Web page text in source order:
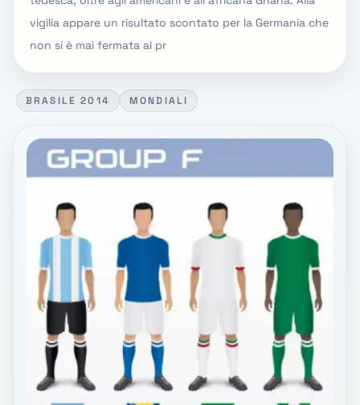
vigilia appare un risultato scontato per la Germania che
non si è mai fermata al pr
BRASILE 2014 MONDIALI